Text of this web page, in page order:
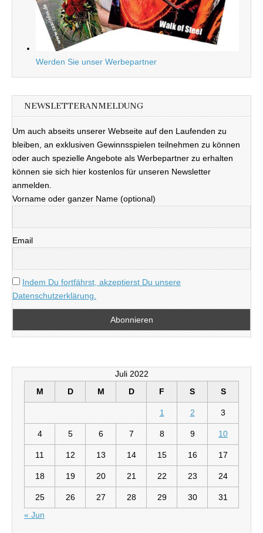
Werden Sie unser Werbepartner
NEWSLETTERANMELDUNG
Um auch abseits unserer Webseite auf den Laufenden zu
bleiben, an exklusiven Gewinnsspielen teilnehmen zu können
oder auch spezielle Angebote als Werbepartner zu erhalten
können sie sich hier kostenlos für unseren Newsletter
anmelden.
Vorname oder ganzer Name (optional)
Email
Indem Du fortfährst, akzeptierst Du unsere
Datenschutzerklärung.
Juli 2022
M
D M D F S S
1 2 3
4 5 6 7 8 9 10
11 12 13 14 15 16 17
18 19 20 21 22 23 24
25 26 27 28 29 30
31
« Jun